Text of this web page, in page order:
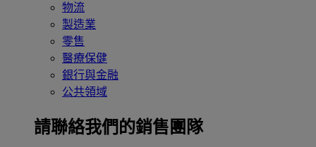
物流
製造業
零售
醫療保健
銀行與金融
公共領域
請聯絡我們的銷售團隊